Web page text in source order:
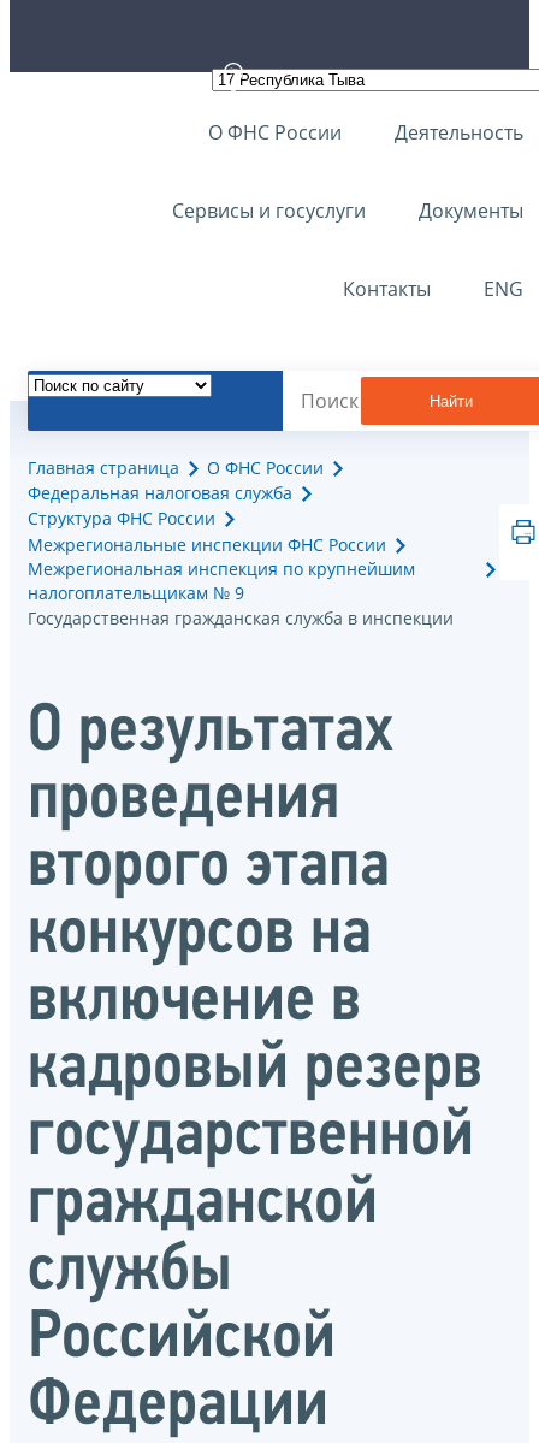
О ФНС России Деятельность
Сервисы и госуслуги Документы
Контакты ENG
Найти
Главная страница
О ФНС России
Федеральная налоговая служба
Структура ФНС России
Межрегиональные инспекции ФНС России
Межрегиональная инспекция по крупнейшим
налогоплательщикам № 9
Государственная гражданская служба в инспекции
О результатах
проведения
второго этапа
конкурсов на
включение в
кадровый резерв
государственной
гражданской
службы
Российской
Федерации